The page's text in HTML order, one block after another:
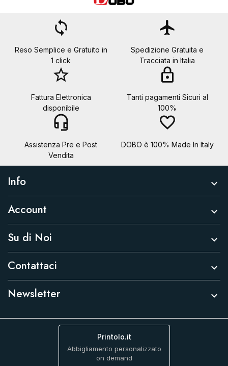
loop
Reso Semplice e Gratuito in
1 click
flight
Spedizione Gratuita e
Tracciata in Italia
star_border
Fattura Elettronica
disponibile
lock
Tanti pagamenti Sicuri al
100%
headset_mic
Assistenza Pre e Post
Vendita
favorite_border
DOBO è 100% Made In Italy
Info 
Account 
Su di Noi 
Contattaci 
Newsletter 
Printolo.it
Abbigliamento personalizzato
on demand